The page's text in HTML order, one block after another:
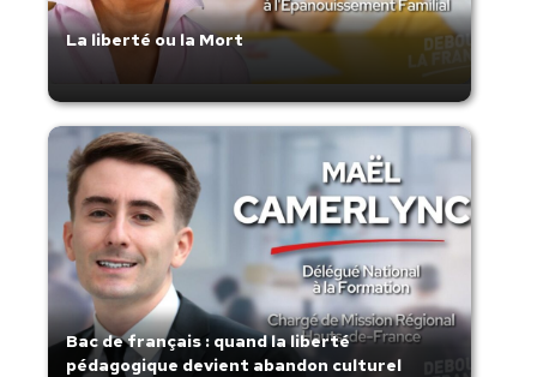
La liberté ou la Mort
Bac de français : quand la liberté
pédagogique devient abandon culturel